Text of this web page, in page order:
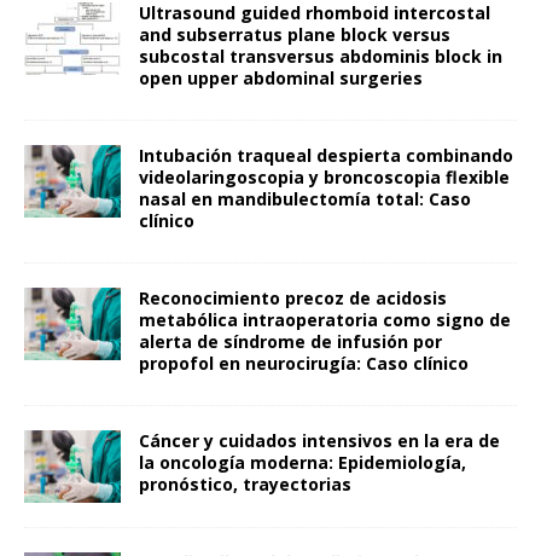
Ultrasound guided rhomboid intercostal
and subserratus plane block versus
subcostal transversus abdominis block in
open upper abdominal surgeries
Intubación traqueal despierta combinando
videolaringoscopia y broncoscopia flexible
nasal en mandibulectomía total: Caso
clínico
Reconocimiento precoz de acidosis
metabólica intraoperatoria como signo de
alerta de síndrome de infusión por
propofol en neurocirugía: Caso clínico
Cáncer y cuidados intensivos en la era de
la oncología moderna: Epidemiología,
pronóstico, trayectorias